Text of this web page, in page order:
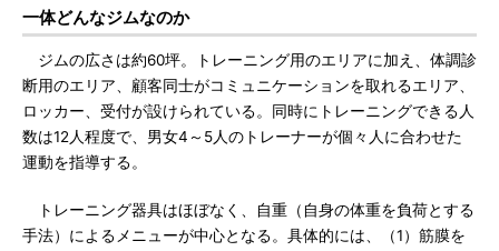
一体どんなジムなのか
ジムの広さは約60坪。トレーニング用のエリアに加え、体調診
断用のエリア、顧客同士がコミュニケーションを取れるエリア、
ロッカー、受付が設けられている。同時にトレーニングできる人
数は12人程度で、男女4～5人のトレーナーが個々人に合わせた
運動を指導する。
トレーニング器具はほぼなく、自重（自身の体重を負荷とする
手法）によるメニューが中心となる。具体的には、（1）筋膜を